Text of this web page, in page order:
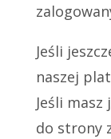
Jeśli
naszej
Jeśli
do strony